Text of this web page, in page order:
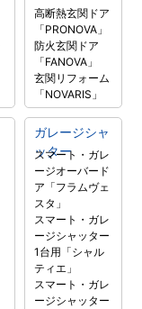
高断熱玄関ドア
「PRONOVA」
防火玄関ドア
「FANOVA」
玄関リフォーム
「NOVARIS」
ガレージシャ
ッター
スマート・ガレ
ージオーバード
ア「フラムヴェ
スタ」
スマート・ガレ
ージシャッター
1台用「シャル
ティエ」
スマート・ガレ
ージシャッター